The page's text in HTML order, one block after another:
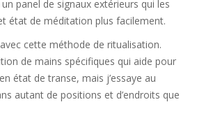
panel de signaux extérieurs qui les
état de méditation plus facilement.
avec cette méthode de ritualisation.
de mains spécifiques qui aide pour
état de transe, mais j’essaye au
autant de positions et d’endroits que